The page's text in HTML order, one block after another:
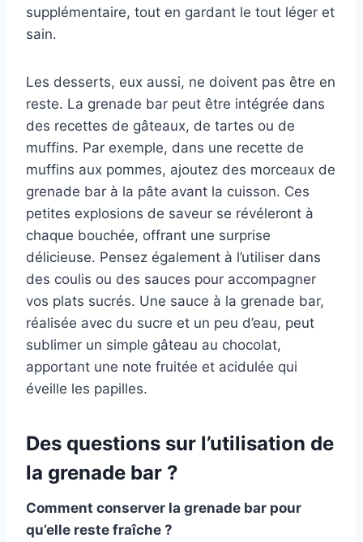
supplémentaire, tout en gardant le tout léger et
sain.
Les desserts, eux aussi, ne doivent pas être en
reste. La grenade bar peut être intégrée dans
des recettes de gâteaux, de tartes ou de
muffins. Par exemple, dans une recette de
muffins aux pommes, ajoutez des morceaux de
grenade bar à la pâte avant la cuisson. Ces
petites explosions de saveur se révéleront à
chaque bouchée, offrant une surprise
délicieuse. Pensez également à l’utiliser dans
des coulis ou des sauces pour accompagner
vos plats sucrés. Une sauce à la grenade bar,
réalisée avec du sucre et un peu d’eau, peut
sublimer un simple gâteau au chocolat,
apportant une note fruitée et acidulée qui
éveille les papilles.
Des questions sur l’utilisation de
la grenade bar ?
Comment conserver la grenade bar pour
qu’elle reste fraîche ?